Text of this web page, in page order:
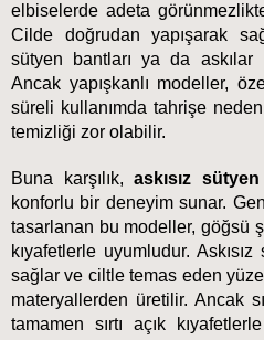
elbiselerde adeta
Cilde doğrudan yapışarak
sütyen bantları ya da askılar
Ancak yapışkanlı modeller,
süreli kullanımda tahrişe
temizliği zor olabilir.
Buna karşılık, askısız sütyen
konforlu bir deneyim sunar.
tasarlanan bu modeller, göğsü
kıyafetlerle uyumludur.
sağlar ve ciltle temas eden
materyallerden üretilir. Ancak
tamamen sırtı açık